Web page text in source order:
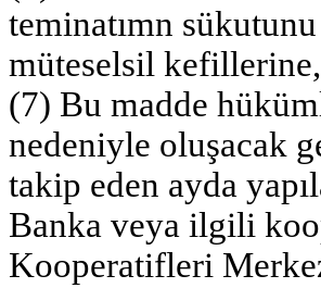
teminatımn
müteselsil
(7) Bu madde
nedeniyle oluşacak
takip eden ayda
Banka veya ilgili
Kooperatifleri